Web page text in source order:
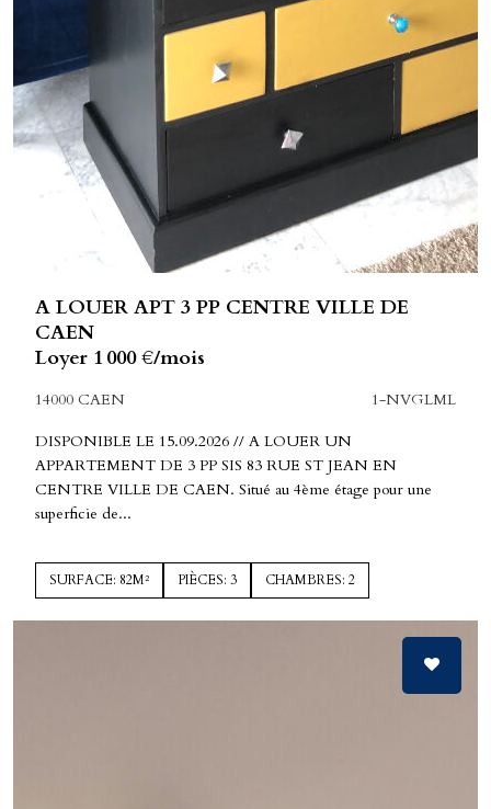
A LOUER APT 3 PP CENTRE VILLE DE
CAEN
Loyer 1 000 €/mois
14000 CAEN
1-NVGLML
DISPONIBLE LE 15.09.2026 // A LOUER UN
APPARTEMENT DE 3 PP SIS 83 RUE ST JEAN EN
CENTRE VILLE DE CAEN. Situé au 4ème étage pour une
superficie de...
SURFACE: 82M² PIÈCES: 3 CHAMBRES: 2